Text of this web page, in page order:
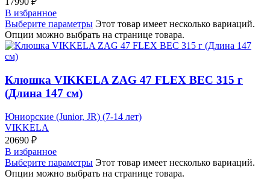
В избранное
Выберите параметры Этот товар имеет несколько вариаций.
Опции можно выбрать на странице товара.
Клюшка VIKKELA ZAG 47 FLEX ВЕС 315 г
(Длина 147 см)
Юниорские (Junior, JR) (7-14 лет)
VIKKELA
20690 ₽
В избранное
Выберите параметры Этот товар имеет несколько вариаций.
Опции можно выбрать на странице товара.